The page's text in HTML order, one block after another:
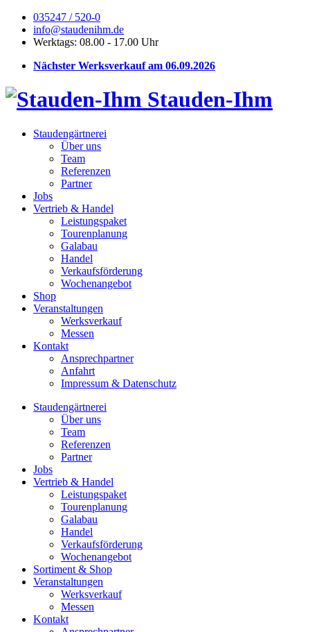
035247 / 520-0
info@staudenihm.de
Werktags: 08.00 - 17.00 Uhr
Nächster Werksverkauf am 06.09.2026
Stauden-Ihm
Staudengärtnerei
Über uns
Team
Referenzen
Partner
Jobs
Vertrieb & Handel
Leistungspaket
Tourenplanung
Galabau
Handel
Verkaufsförderung
Wochenangebot
Shop
Veranstaltungen
Werksverkauf
Messen
Kontakt
Ansprechpartner
Anfahrt
Impressum & Datenschutz
Staudengärtnerei
Über uns
Team
Referenzen
Partner
Jobs
Vertrieb & Handel
Leistungspaket
Tourenplanung
Galabau
Handel
Verkaufsförderung
Wochenangebot
Sortiment & Shop
Veranstaltungen
Werksverkauf
Messen
Kontakt